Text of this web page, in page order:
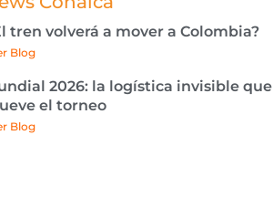
tren volverá a mover a Colombia?
Blog
2026: la logística invisible que
el torneo
Blog